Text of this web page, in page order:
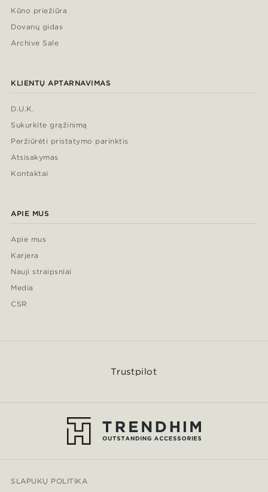
Kūno priežiūra
Dovanų gidas
Archive Sale
KLIENTŲ APTARNAVIMAS
D.U.K.
Sukurkite grąžinimą
Peržiūrėti pristatymo parinktis
Atsisakymas
Kontaktai
APIE MUS
Apie mus
Karjera
Nauji straipsniai
Media
CSR
Trustpilot
SLAPUKŲ POLITIKA